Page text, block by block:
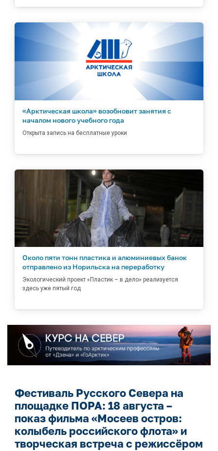
«Арктическая школа» возобновит занятия с
началом нового учебного года
Открыта запись на бесплатные уроки
Около пяти тонн пластика и алюминиевых банок
отправлено из Норильска на переработку
Экологический проект «Пластик – в дело» реализуется
здесь уже пятый год
Фестиваль Русского Севера на
площадке ПОРА: 18 августа –
показ фильма «Мосеев остров:
колыбель российского флота» и
творческая встреча с режиссёром